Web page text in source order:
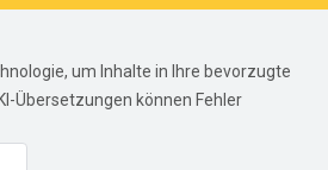
um Inhalte in Ihre bevorzugte
Übersetzungen können Fehler